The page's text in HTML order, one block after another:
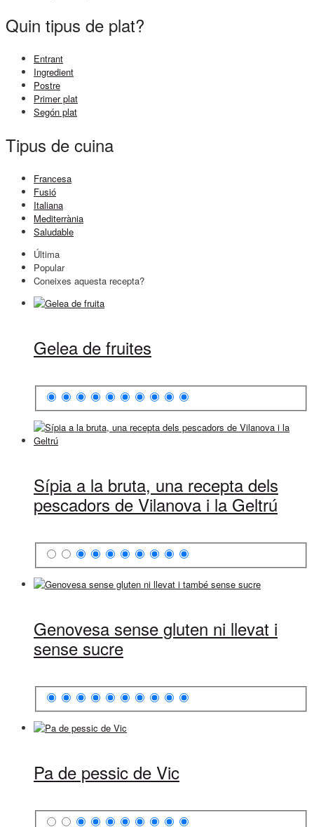
Quin tipus de plat?
Entrant
Ingredient
Postre
Primer plat
Segón plat
Tipus de cuina
Francesa
Fusió
Italiana
Mediterrània
Saludable
Última
Popular
Coneixes aquesta recepta?
Gelea de fruites
Sípia a la bruta, una recepta dels
pescadors de Vilanova i la Geltrú
Genovesa sense gluten ni llevat i
sense sucre
Pa de pessic de Vic